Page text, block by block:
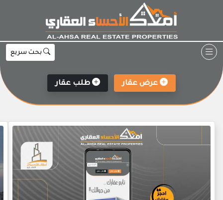
بحث سريع
عرض عقار طلب عقار